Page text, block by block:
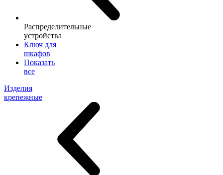
Распределительные
устройства
Ключ для
шкафов
Показать
все
Изделия
крепежные